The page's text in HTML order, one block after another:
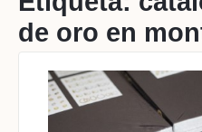
de oro en